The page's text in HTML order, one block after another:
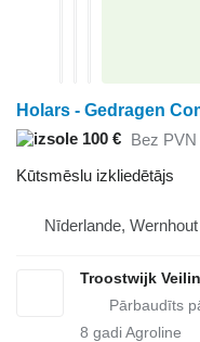
Holars - Gedragen
100 €
Bez PVN
Kūtsmēslu izkliedētājs
Nīderlande, Wernhout
Troostwijk
8 gadi Agroline